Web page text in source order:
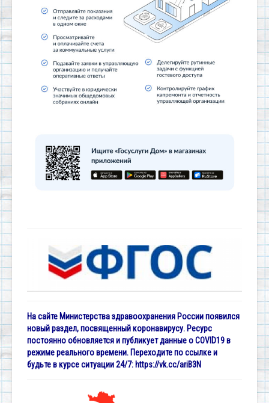
На сайте Министерства здравоохранения России появился
новый раздел, посвященный коронавирусу. Ресурс
постоянно обновляется и публикует данные о COVID19 в
режиме реального времени. Переходите по ссылке и
будьте в курсе ситуации 24/7: https://vk.cc/ariB3N